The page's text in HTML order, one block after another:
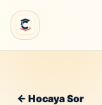
← Hocaya Sor